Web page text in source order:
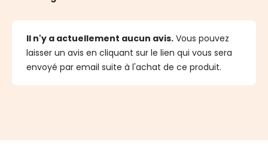
Il n'y a actuellement aucun avis. Vous pouvez
laisser un avis en cliquant sur le lien qui vous sera
envoyé par email suite à l'achat de ce produit.